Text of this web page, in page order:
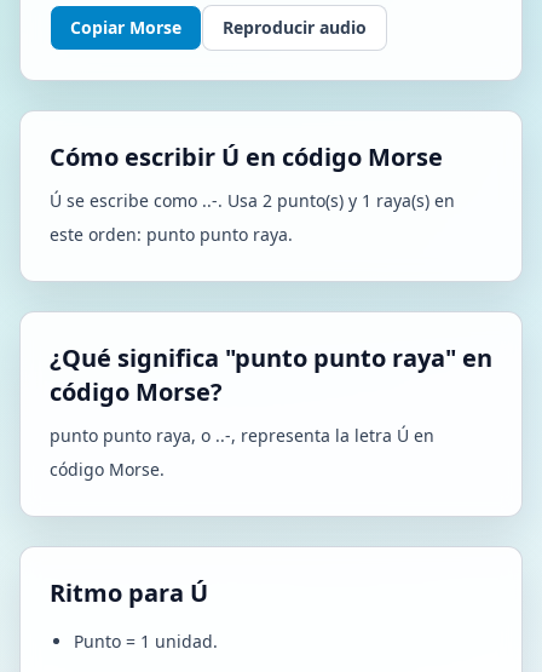
Copiar Morse Reproducir audio
Cómo escribir Ú en código Morse
Ú se escribe como ..-. Usa 2 punto(s) y 1 raya(s) en
este orden: punto punto raya.
¿Qué significa "punto punto raya" en
código Morse?
punto punto raya, o ..-, representa la letra Ú en
código Morse.
Ritmo para Ú
Punto = 1 unidad.